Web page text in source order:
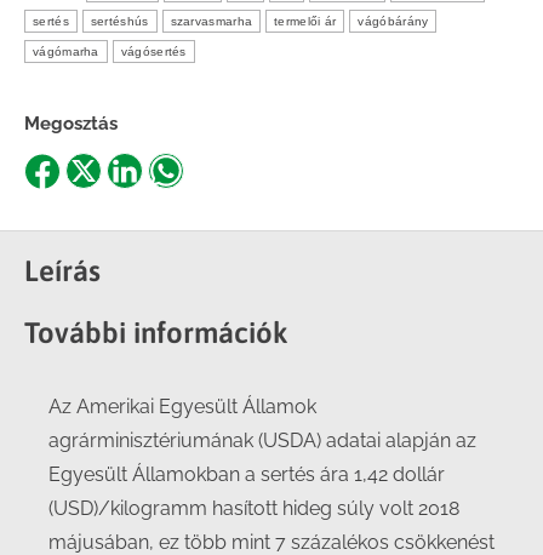
sertés sertéshús szarvasmarha termelői ár vágóbárány
vágómarha vágósertés
Megosztás
Share
Facebook
Share
X
ShareShare
Leírás
További információk
Az Amerikai Egyesült Államok
agrárminisztériumának (USDA) adatai alapján az
Egyesült Államokban a sertés ára 1,42 dollár
(USD)/kilogramm hasított hideg súly volt 2018
májusában, ez több mint 7 százalékos csökkenést